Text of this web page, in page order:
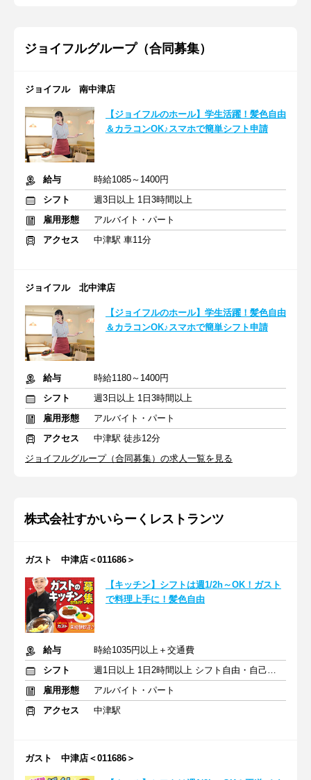
ジョイフルグループ（合同募集）
ジョイフル 南中津店
【ジョイフルのホール】学生活躍！髪色自由
＆カラコンOK♪スマホで簡単シフト申請
給与
時給1085～1400円
シフト
週3日以上 1日3時間以上
雇用形態
アルバイト・パート
アクセス
中津駅 車11分
ジョイフル 北中津店
【ジョイフルのホール】学生活躍！髪色自由
＆カラコンOK♪スマホで簡単シフト申請
給与
時給1180～1400円
シフト
週3日以上 1日3時間以上
雇用形態
アルバイト・パート
アクセス
中津駅 徒歩12分
ジョイフルグループ（合同募集）の求人一覧を見る
株式会社すかいらーくレストランツ
ガスト 中津店＜011686＞
【キッチン】シフトは週1/2h～OK！ガスト
で料理上手に！髪色自由
給与
時給1035円以上＋交通費
シフト
週1日以上 1日2時間以上 シフト自由・自己申告
雇用形態
アルバイト・パート
アクセス
中津駅
ガスト 中津店＜011686＞